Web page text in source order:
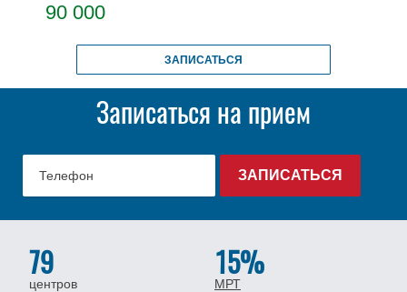
90 000
ЗАПИСАТЬСЯ
Записаться на прием
79
центров
15%
МРТ